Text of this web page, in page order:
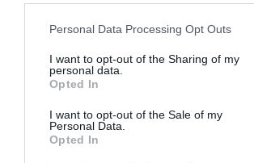
Personal Data Processing Opt Outs
I want to opt-out of the Sharing of my
personal data.
Opted In
I want to opt-out of the Sale of my
Personal Data.
Opted In